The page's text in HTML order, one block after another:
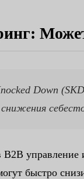
Down
быстро